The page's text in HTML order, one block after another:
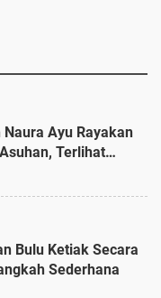
Ayu Rayakan
Terlihat
Cokelat
Bulu Ketiak Secara
Sederhana